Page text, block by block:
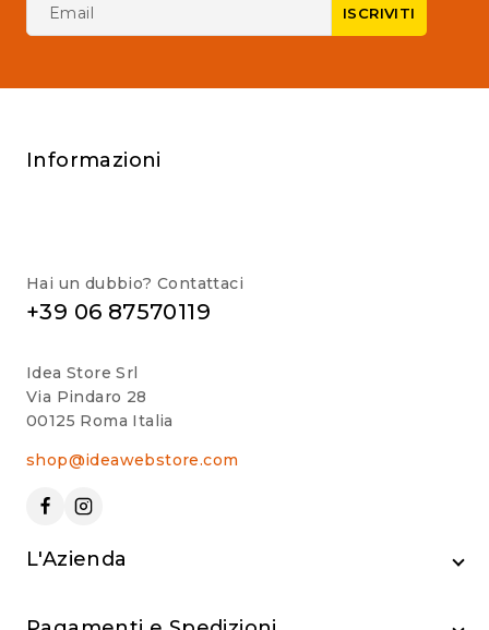
Informazioni
Hai un dubbio? Contattaci
+39 06 87570119
Idea Store Srl
Via Pindaro 28
00125 Roma Italia
shop@ideawebstore.com
L'Azienda